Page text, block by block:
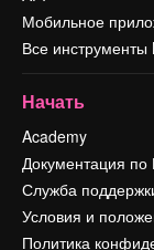
Мобильное
Все инструменты
Начать
Academy
Документация по
Служба
Условия и
Политика